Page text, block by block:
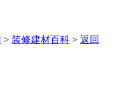
> 装修建材百科 > 返回